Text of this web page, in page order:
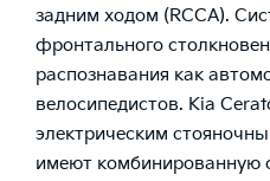
задним ходом (RCCA).
фронтального
распознавания как
велосипедистов. Kia
электрическим
имеют комбинированную